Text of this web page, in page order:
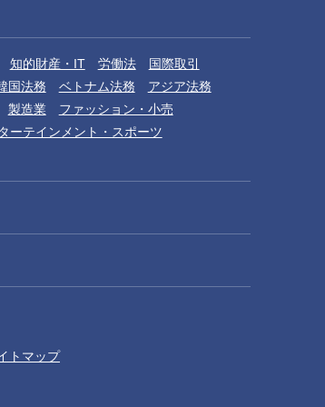
知的財産・IT 労働法
国際取引
国法務 ベトナム法務
アジア法務
製造業
ファッション・小売
ーテインメント・スポーツ
トマップ